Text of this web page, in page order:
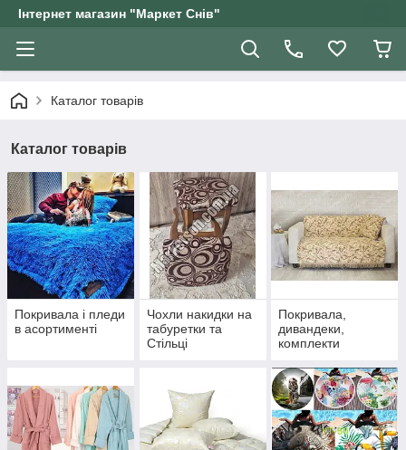
Інтернет магазин "Маркет Снів"
Каталог товарів
Каталог товарів
Покривала і пледи
в асортименті
Чохли накидки на
табуретки та
Стільці
Покривала,
дивандеки,
комплекти